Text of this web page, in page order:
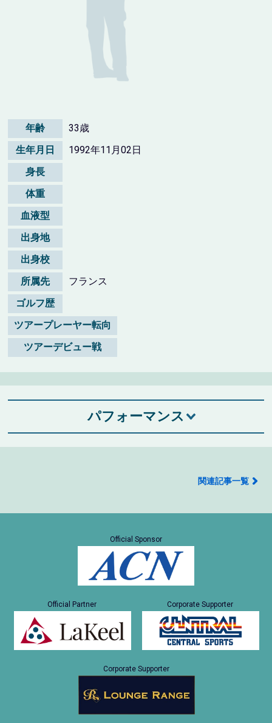
年齢
33歳
生年月日
1992年11月02日
身長
体重
血液型
出身地
出身校
所属先
フランス
ゴルフ歴
ツアープレーヤー転向
ツアーデビュー戦
パフォーマンス
関連記事一覧
Official Sponsor
Official Partner Corporate Supporter
Corporate Supporter